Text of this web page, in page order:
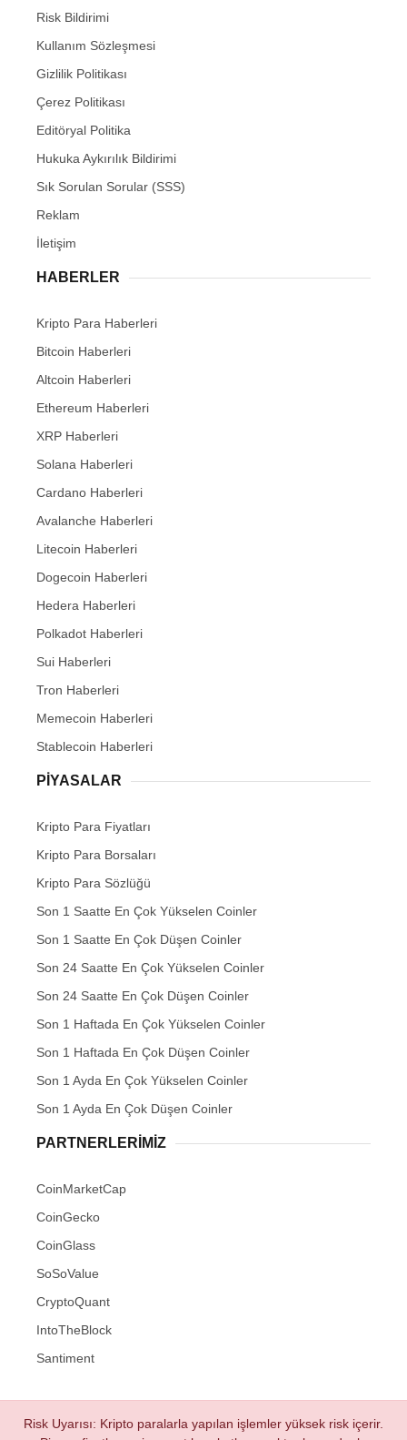
Risk Bildirimi
Kullanım Sözleşmesi
Gizlilik Politikası
Çerez Politikası
Editöryal Politika
Hukuka Aykırılık Bildirimi
Sık Sorulan Sorular (SSS)
Reklam
İletişim
HABERLER
Kripto Para Haberleri
Bitcoin Haberleri
Altcoin Haberleri
Ethereum Haberleri
XRP Haberleri
Solana Haberleri
Cardano Haberleri
Avalanche Haberleri
Litecoin Haberleri
Dogecoin Haberleri
Hedera Haberleri
Polkadot Haberleri
Sui Haberleri
Tron Haberleri
Memecoin Haberleri
Stablecoin Haberleri
PIYASALAR
Kripto Para Fiyatları
Kripto Para Borsaları
Kripto Para Sözlüğü
Son 1 Saatte En Çok Yükselen Coinler
Son 1 Saatte En Çok Düşen Coinler
Son 24 Saatte En Çok Yükselen Coinler
Son 24 Saatte En Çok Düşen Coinler
Son 1 Haftada En Çok Yükselen Coinler
Son 1 Haftada En Çok Düşen Coinler
Son 1 Ayda En Çok Yükselen Coinler
Son 1 Ayda En Çok Düşen Coinler
PARTNERLERIMIZ
CoinMarketCap
CoinGecko
CoinGlass
SoSoValue
CryptoQuant
IntoTheBlock
Santiment
Risk Uyarısı: Kripto paralarla yapılan işlemler yüksek risk içerir.